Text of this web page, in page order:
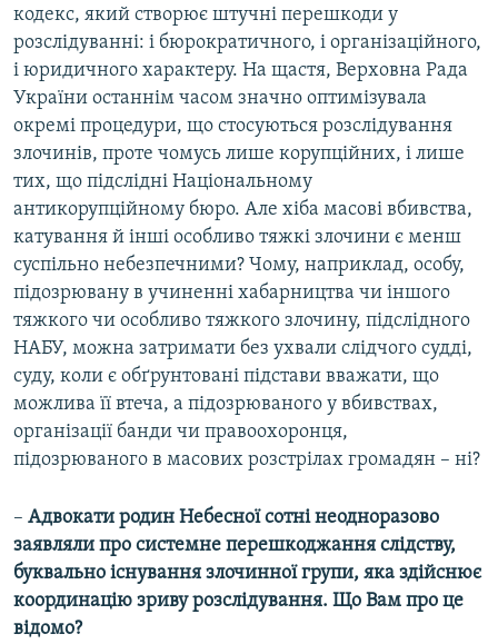
кодекс, який створює штучні перешкоди у
розслідуванні: і бюрократичного, і організаційного,
і юридичного характеру. На щастя, Верховна Рада
України останнім часом значно оптимізувала
окремі процедури, що стосуються розслідування
злочинів, проте чомусь лише корупційних, і лише
тих, що підслідні Національному
антикорупційному бюро. Але хіба масові вбивства,
катування й інші особливо тяжкі злочини є менш
суспільно небезпечними? Чому, наприклад, особу,
підозрювану в учиненні хабарництва чи іншого
тяжкого чи особливо тяжкого злочину, підслідного
НАБУ, можна затримати без ухвали слідчого судді,
суду, коли є обґрунтовані підстави вважати, що
можлива її втеча, а підозрюваного у вбивствах,
організації банди чи правоохоронця,
підозрюваного в масових розстрілах громадян – ні?
– Адвокати родин Небесної сотні неодноразово
заявляли про системне перешкоджання слідству,
буквально існування злочинної групи, яка здійснює
координацію зриву розслідування. Що Вам про це
відомо?